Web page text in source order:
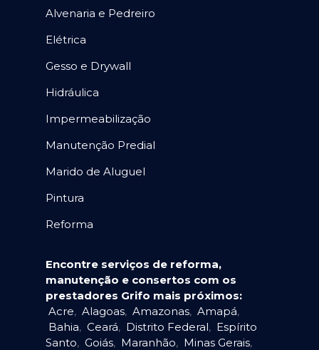
Alvenaria e Pedreiro
Elétrica
Gesso e Drywall
Hidráulica
Impermeabilização
Manutenção Predial
Marido de Aluguel
Pintura
Reforma
Encontre serviços de reforma,
manutenção e consertos com os
prestadores Grifo mais próximos:
Acre, Alagoas, Amazonas, Amapá,
Bahia, Ceará, Distrito Federal, Espírito
Santo, Goiás, Maranhão, Minas Gerais,